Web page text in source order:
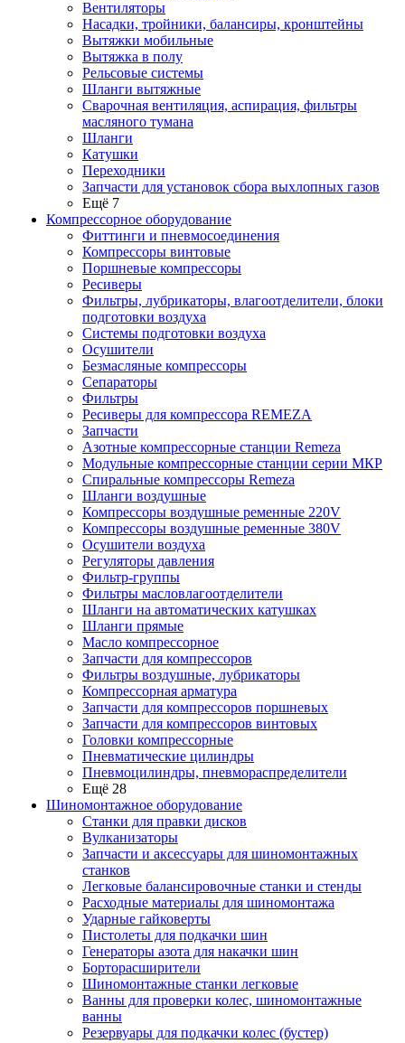
Вентиляторы
Насадки, тройники, балансиры, кронштейны
Вытяжки мобильные
Вытяжка в полу
Рельсовые системы
Шланги вытяжные
Сварочная вентиляция, аспирация, фильтры
масляного тумана
Шланги
Катушки
Переходники
Запчасти для установок сбора выхлопных газов
Ещё 7
Компрессорное оборудование
Фиттинги и пневмосоединения
Компрессоры винтовые
Поршневые компрессоры
Ресиверы
Фильтры, лубрикаторы, влагоотделители, блоки
подготовки воздуха
Системы подготовки воздуха
Осушители
Безмасляные компрессоры
Сепараторы
Фильтры
Ресиверы для компрессора REMEZA
Запчасти
Азотные компрессорные станции Remeza
Модульные компрессорные станции серии МКР
Спиральные компрессоры Remeza
Шланги воздушные
Компрессоры воздушные ременные 220V
Компрессоры воздушные ременные 380V
Осушители воздуха
Регуляторы давления
Фильтр-группы
Фильтры масловлагоотделители
Шланги на автоматических катушках
Шланги прямые
Масло компрессорное
Запчасти для компрессоров
Фильтры воздушные, лубрикаторы
Компрессорная арматура
Запчасти для компрессоров поршневых
Запчасти для компрессоров винтовых
Головки компрессорные
Пневматические цилиндры
Пневмоцилиндры, пневмораспределители
Ещё 28
Шиномонтажное оборудование
Станки для правки дисков
Вулканизаторы
Запчасти и аксессуары для шиномонтажных
станков
Легковые балансировочные станки и стенды
Расходные материалы для шиномонтажа
Ударные гайковерты
Пистолеты для подкачки шин
Генераторы азота для накачки шин
Борторасширители
Шиномонтажные станки легковые
Ванны для проверки колес, шиномонтажные
ванны
Резервуары для подкачки колес (бустер)